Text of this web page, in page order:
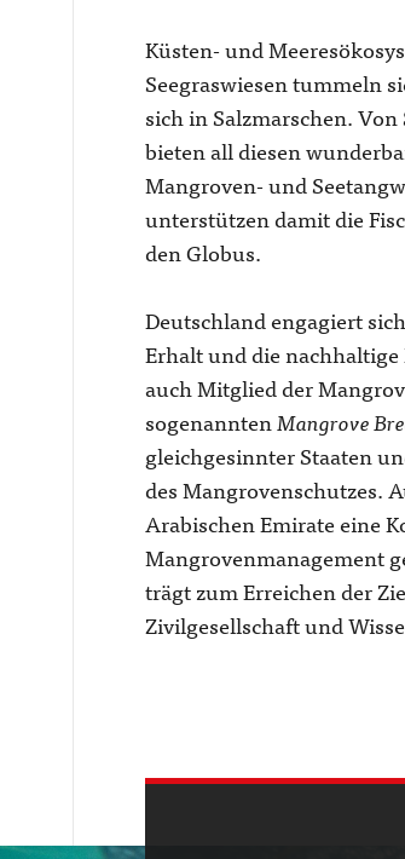
Küsten- und
Seegraswiesen tummeln
sich in Salzmarschen.
bieten all diesen
Mangroven- und
unterstützen damit die
den Globus.
Deutschland engagiert
Erhalt und die
auch Mitglied der
sogenanntenMangrove
gleichgesinnter Staaten
des Mangrovenschutzes.
Arabischen Emirate eine
Mangrovenmanagement
trägt zum Erreichen der
Zivilgesellschaft und